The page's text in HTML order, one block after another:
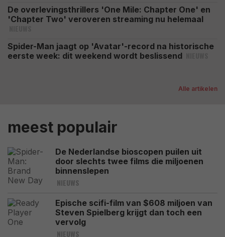
De overlevingsthrillers 'One Mile: Chapter One' en
'Chapter Two' veroveren streaming nu helemaal
Spider-Man jaagt op 'Avatar'-record na historische
eerste week: dit weekend wordt beslissend
Alle artikelen
meest populair
De Nederlandse bioscopen puilen uit
door slechts twee films die miljoenen
binnenslepen
NIEUWS
Epische scifi-film van $608 miljoen van
Steven Spielberg krijgt dan toch een
vervolg
NIEUWS